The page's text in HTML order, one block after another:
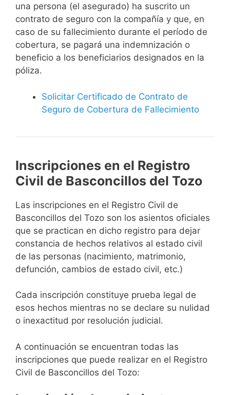
una persona (el asegurado) ha suscrito un
contrato de seguro con la compañía y que, en
caso de su fallecimiento durante el período de
cobertura, se pagará una indemnización o
beneficio a los beneficiarios designados en la
póliza.
Solicitar Certificado de Contrato de
Seguro de Cobertura de Fallecimiento
Inscripciones en el Registro
Civil de Basconcillos del Tozo
Las inscripciones en el Registro Civil de
Basconcillos del Tozo son los asientos oficiales
que se practican en dicho registro para dejar
constancia de hechos relativos al estado civil
de las personas (nacimiento, matrimonio,
defunción, cambios de estado civil, etc.)
Cada inscripción constituye prueba legal de
esos hechos mientras no se declare su nulidad
o inexactitud por resolución judicial.
A continuación se encuentran todas las
inscripciones que puede realizar en el Registro
Civil de Basconcillos del Tozo: